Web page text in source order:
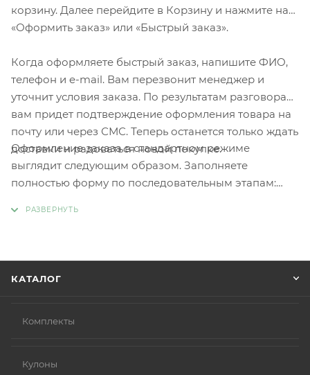
корзину. Далее перейдите в Корзину и нажмите на
«Оформить заказ» или «Быстрый заказ».
Когда оформляете быстрый заказ, напишите ФИО,
телефон и e-mail. Вам перезвонит менеджер и
уточнит условия заказа. По результатам разговора
вам придет подтверждение оформления товара на
почту или через СМС. Теперь останется только ждать
доставки и радоваться новой покупке.
Оформление заказа в стандартном режиме
выглядит следующим образом. Заполняете
полностью форму по последовательным этапам:
КАТАЛОГ
Комплекты
Кулоны